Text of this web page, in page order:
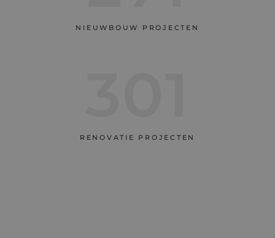
NIEUWBOUW PROJECTEN
RENOVATIE PROJECTEN